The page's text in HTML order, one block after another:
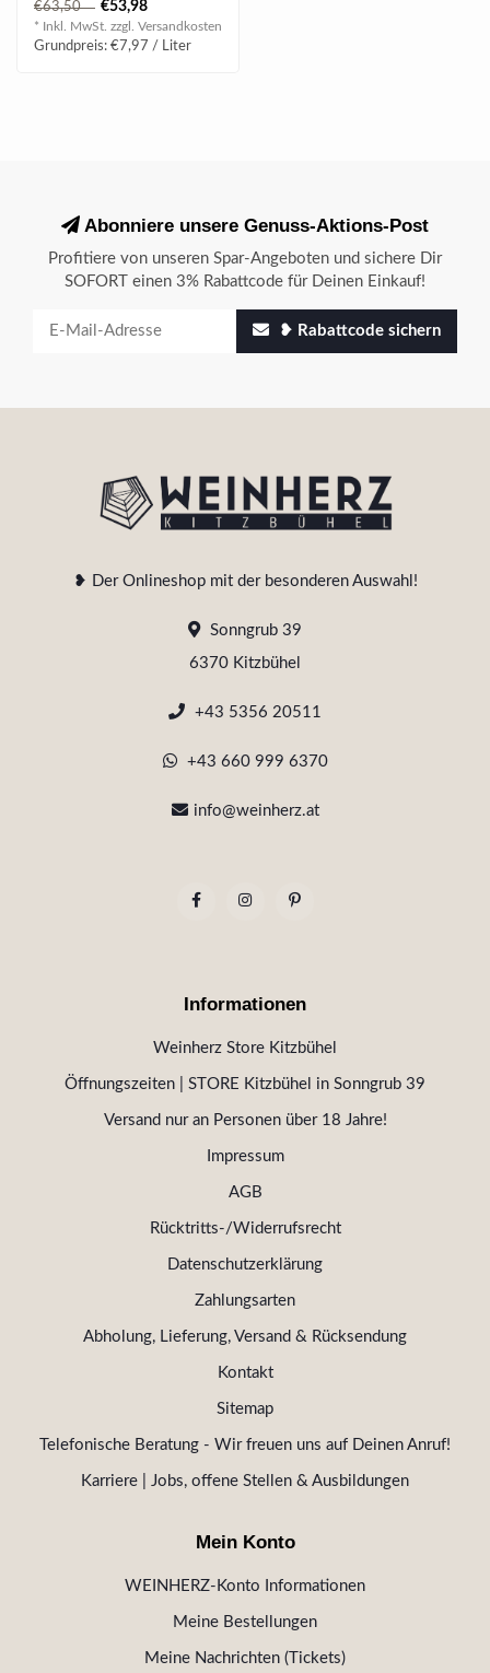
Veilchen, dunkler Sc..
€63,50 €53,98
* Inkl. MwSt. zzgl. Versandkosten
Grundpreis: €7,97 / Liter
Abonniere unsere Genuss-Aktions-Post
Profitiere von unseren Spar-Angeboten und sichere Dir
SOFORT einen 3% Rabattcode für Deinen Einkauf!
❥ Rabattcode sichern
❥ Der Onlineshop mit der besonderen Auswahl!
Sonngrub 39
6370 Kitzbühel
+43 5356 20511
+43 660 999 6370
info@weinherz.at
Informationen
Weinherz Store Kitzbühel
Öffnungszeiten | STORE Kitzbühel in Sonngrub 39
Versand nur an Personen über 18 Jahre!
Impressum
AGB
Rücktritts-/Widerrufsrecht
Datenschutzerklärung
Zahlungsarten
Abholung, Lieferung, Versand & Rücksendung
Kontakt
Sitemap
Telefonische Beratung - Wir freuen uns auf Deinen Anruf!
Karriere | Jobs, offene Stellen & Ausbildungen
Mein Konto
WEINHERZ-Konto Informationen
Meine Bestellungen
Meine Nachrichten (Tickets)